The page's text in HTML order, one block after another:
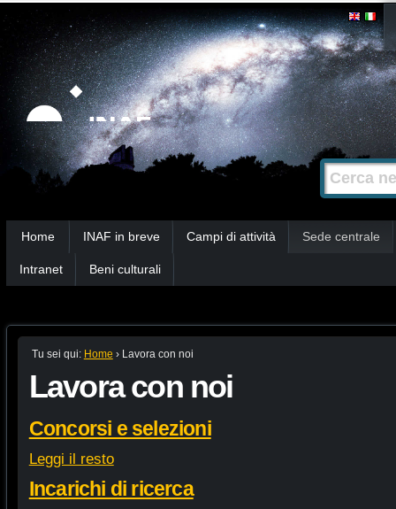
Strumenti
personali
Salta
contenuti.
|
Salta
alla
navigazione
Cerca nel
Ricerca
avanzata…
Home INAF in breve Campi di attività Sede centrale
Intranet Beni culturali
Tu sei qui: Home › Lavora con noi
Lavora con noi
Concorsi e selezioni
Leggi il resto
Incarichi di ricerca